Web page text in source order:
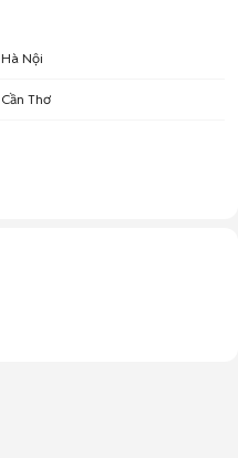
Hà Nội
Cần Thơ